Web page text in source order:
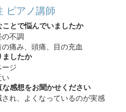
ピアノ講師
とで悩んでいましたか
不調
痛み、頭痛、目の充血
ましたか
ジ
感想をお聞かせください
れ、よくなっているのが実感